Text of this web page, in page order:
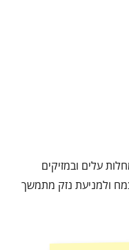
עלים ובמזיקים
ולמניעת נזק מתמשך